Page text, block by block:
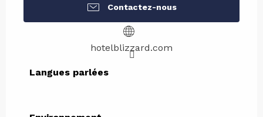
Contactez-nous
hotelblizzard.com
Langues parlées
Langues parlées